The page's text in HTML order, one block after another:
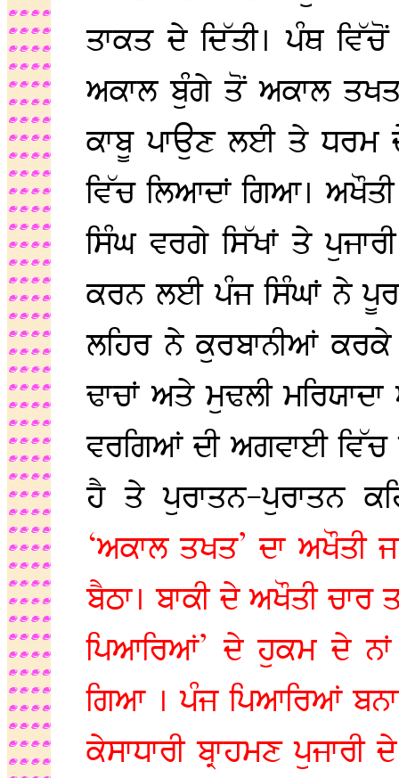
ਤਾਕਤ ਦੇ ਦਿੱਤੀ। ਪੰਥ
ਅਕਾਲ ਬੁੰਗੇ ਤੋਂ ਅਕਾਲ
ਕਾਬੂ ਪਾਉਣ ਲਈ ਤੇ
ਵਿੱਚ ਲਿਆਦਾਂ ਗਿਆ।
ਸਿੰਘ ਵਰਗੇ ਸਿੱਖਾਂ ਤੇ
ਕਰਨ ਲਈ ਪੰਜ ਸਿੰਘਾਂ ਨੇ
ਲਹਿਰ ਨੇ ਕੁਰਬਾਨੀਆਂ
ਢਾਚਾਂ ਅਤੇ ਮੁਢਲੀ
ਵਰਗਿਆਂ ਦੀ ਅਗਵਾਈ ਵਿੱਚ
ਹੈ ਤੇ ਪੁਰਾਤਨ-ਪੁਰਾਤਨ
‘ਅਕਾਲ ਤਖਤ’ ਦਾ ਅਖੌਤੀ
ਬੈਠਾ। ਬਾਕੀ ਦੇ ਅਖੌਤੀ ਚਾਰ
ਪਿਆਰਿਆਂ’ ਦੇ ਹੁਕਮ ਦੇ ਨਾਂ
ਗਿਆ । ਪੰਜ ਪਿਆਰਿਆਂ
ਕੇਸਾਧਾਰੀ ਬ੍ਰਾਹਮਣ